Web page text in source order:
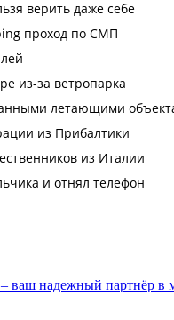
надежный партнёр в